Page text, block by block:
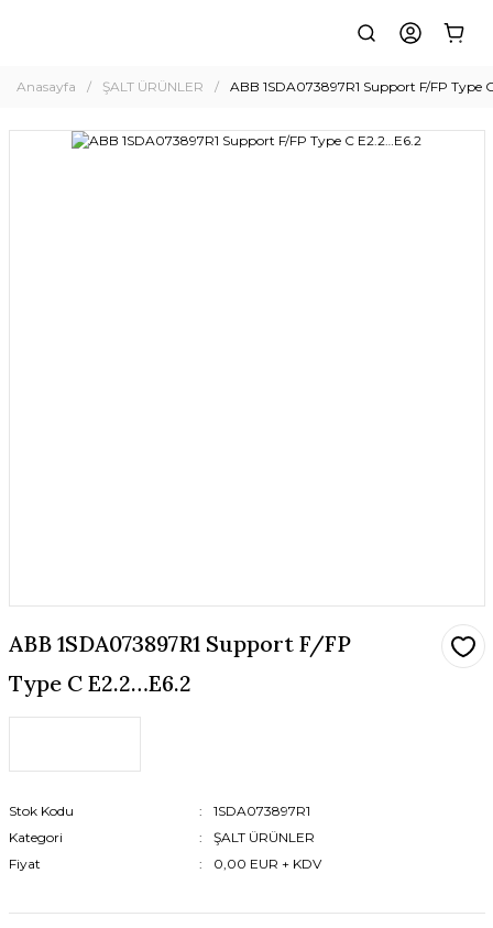
Anasayfa ŞALT ÜRÜNLER ABB 1SDA073897R1 Support F/FP Type
ABB 1SDA073897R1 Support F/FP
Type C E2.2…E6.2
Stok Kodu
1SDA073897R1
Kategori
ŞALT ÜRÜNLER
Fiyat
0,00 EUR + KDV